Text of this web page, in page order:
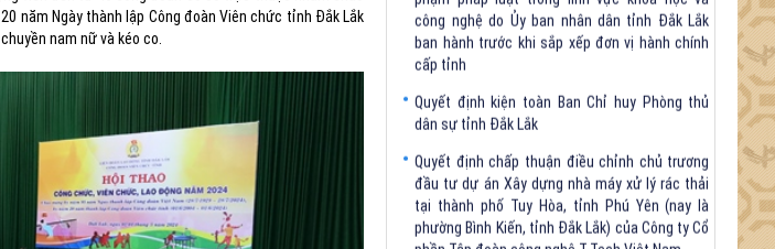
năm Ngày thành lập Công đoàn Viên chức tỉnh Đắk Lắk
nam nữ và kéo co.
cấp tỉnh
Quyết định kiện toàn Ban Chỉ huy Phòng thủ
dân sự tỉnh Đắk Lắk
Quyết định chấp thuận điều chỉnh chủ trương
đầu tư dự án Xây dựng nhà máy xử lý rác thải
tại thành phố Tuy Hòa, tỉnh Phú Yên (nay là
phường Bình Kiến, tỉnh Đắk Lắk) của Công ty Cổ
phần Tập đoàn công nghệ T-Tech Việt Nam
Thông báo Về việc đính chính tọa độ điểm góc